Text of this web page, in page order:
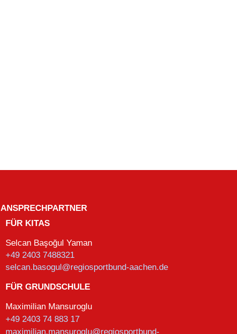
ANSPRECHPARTNER
FÜR KITAS
Selcan Başoğul Yaman
+49 2403 7488321
selcan.basogul@regiosportbund-aachen.de
FÜR GRUNDSCHULE
Maximilian Mansuroglu
+49 2403 74 883 17
maximilian.mansuroglu@regiosportbund-